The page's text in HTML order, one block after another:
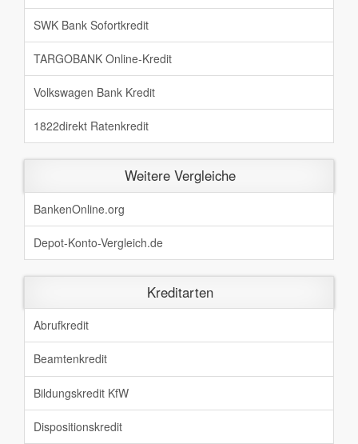
SWK Bank Sofortkredit
TARGOBANK Online-Kredit
Volkswagen Bank Kredit
1822direkt Ratenkredit
Weitere Vergleiche
BankenOnline.org
Depot-Konto-Vergleich.de
Kreditarten
Abrufkredit
Beamtenkredit
Bildungskredit KfW
Dispositionskredit